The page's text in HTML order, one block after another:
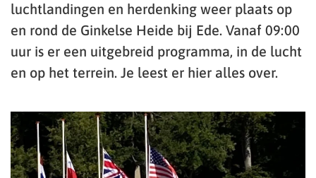
luchtlandingen en herdenking weer plaats op
en rond de Ginkelse Heide bij Ede. Vanaf 09:00
uur is er een uitgebreid programma, in de lucht
en op het terrein. Je leest er hier alles over.